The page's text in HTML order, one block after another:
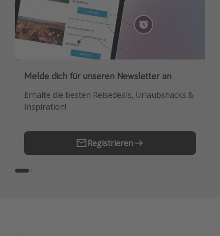
Last Minute Urlaub Deutschland
Melde dich für unseren Newsletter an
Erhalte die besten Reisedeals, Urlaubshacks &
Inspiration!
Registrieren
Downloade unsere App
Buche die besten Reiseschnäppchen als
Erstes.